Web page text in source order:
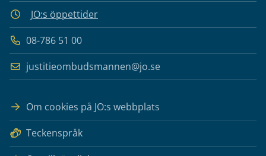
JO:s öppettider
08-786 51 00
justitieombudsmannen@jo.se
Om cookies på JO:s webbplats
Teckenspråk